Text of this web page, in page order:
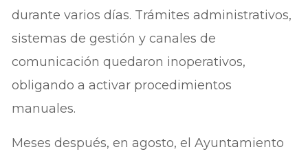
durante varios días. Trámites administrativos,
sistemas de gestión y canales de
comunicación quedaron inoperativos,
obligando a activar procedimientos
manuales.
Meses después, en agosto, el Ayuntamiento